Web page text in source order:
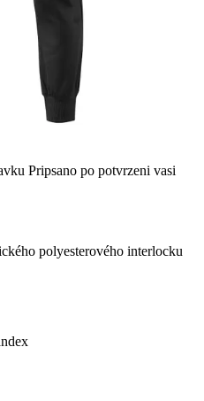
Pripsano po potvrzeni vasi
polyesterového interlocku